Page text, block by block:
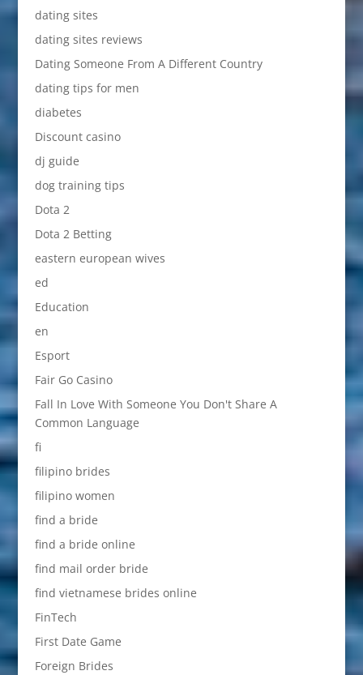
dating sites
dating sites reviews
Dating Someone From A Different Country
dating tips for men
diabetes
Discount casino
dj guide
dog training tips
Dota 2
Dota 2 Betting
eastern european wives
ed
Education
en
Esport
Fair Go Casino
Fall In Love With Someone You Don't Share A
Common Language
fi
filipino brides
filipino women
find a bride
find a bride online
find mail order bride
find vietnamese brides online
FinTech
First Date Game
Foreign Brides